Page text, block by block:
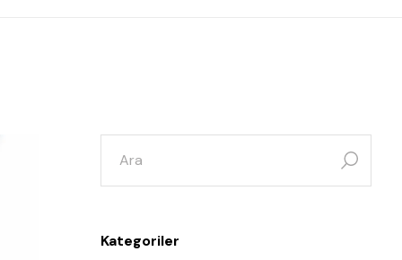
Kategoriler